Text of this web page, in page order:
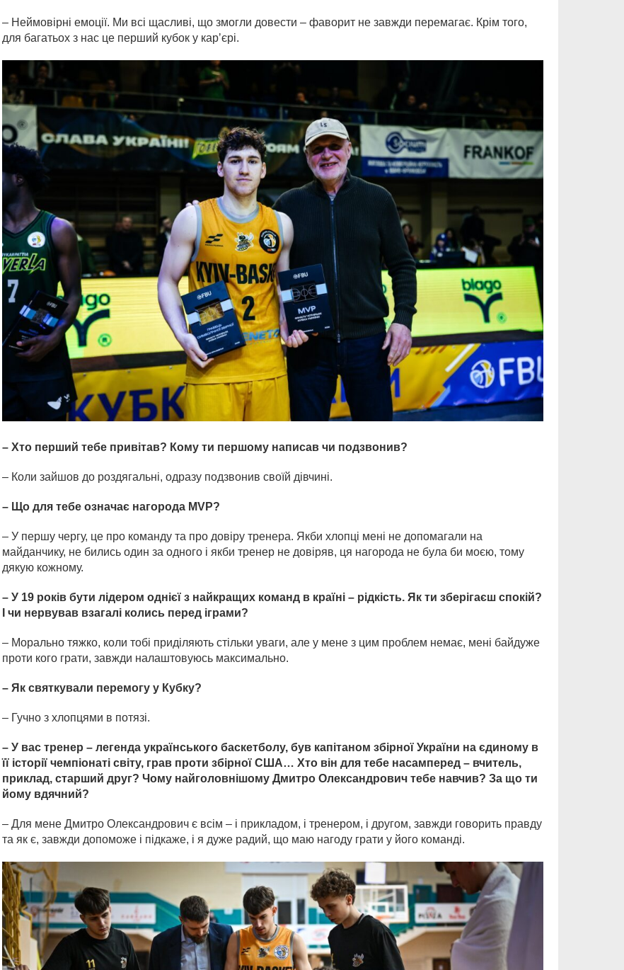
– Неймовірні емоції. Ми всі щасливі, що змогли довести – фаворит не завжди перемагає. Крім того,
для багатьох з нас це перший кубок у карʼєрі.
– Хто перший тебе привітав? Кому ти першому написав чи подзвонив?
– Коли зайшов до роздягальні, одразу подзвонив своїй дівчині.
– Що для тебе означає нагорода MVP?
– У першу чергу, це про команду та про довіру тренера. Якби хлопці мені не допомагали на
майданчику, не бились один за одного і якби тренер не довіряв, ця нагорода не була би моєю, тому
дякую кожному.
– У 19 років бути лідером однієї з найкращих команд в країні – рідкість. Як ти зберігаєш спокій?
І чи нервував взагалі колись перед іграми?
– Морально тяжко, коли тобі приділяють стільки уваги, але у мене з цим проблем немає, мені байдуже
проти кого грати, завжди налаштовуюсь максимально.
– Як святкували перемогу у Кубку?
– Гучно з хлопцями в потязі.
– У вас тренер – легенда українського баскетболу, був капітаном збірної України на єдиному в
її історії чемпіонаті світу, грав проти збірної США… Хто він для тебе насамперед – вчитель,
приклад, старший друг? Чому найголовнішому Дмитро Олександрович тебе навчив? За що ти
йому вдячний?
– Для мене Дмитро Олександрович є всім – і прикладом, і тренером, і другом, завжди говорить правду
та як є, завжди допоможе і підкаже, і я дуже радий, що маю нагоду грати у його команді.